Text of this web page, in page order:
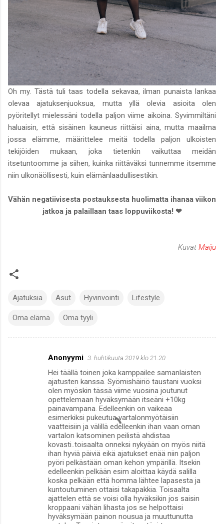
Oh my. Tästä tuli taas todella sekavaa, ilman punaista lankaa
olevaa ajatuksenjuoksua, mutta yllä olevia asioita olen
pyöritellyt mielessäni todella paljon viime aikoina. Syvimmiltäni
haluaisin, että sisäinen kauneus riittäisi aina, mutta maailma
jossa elämme, määrittelee meitä todella paljon ulkoisten
tekijöiden mukaan, joka tietenkin vaikuttaa meidän
itsetuntoomme ja siihen, kuinka riittäväksi tunnemme itsemme
niin ulkonäöllisesti, kuin elämänlaadullisestikin.
Vähän negatiivisesta postauksesta huolimatta ihanaa viikon
jatkoa ja palaillaan taas loppuviikosta! ❤
Kuvat Maiju
Ajatuksia Asut Hyvinvointi Lifestyle
Oma elämä Oma tyyli
Anonyymi 3. huhtikuuta 2019 klo 21.20
Hei täällä toinen joka kamppailee samanlaisten
ajatusten kanssa. Syömishäiriö taustani vuoksi
olen myöskin tässä viime vuosina joutunut
opettelemaan hyväksymään itseäni +10kg
painavampana. Edelleenkin on vaikeaa
esimerkiksi pukeutua vartalonmyötäisiin
vaatteisiin ja välillä edelleenkin ihan vaan oman
vartalon katsominen peilistä ahdistaa
kovasti..toisaalta onneksi nykyään on myös niitä
ihan hyviä päiviä eikä ajatukset enää niin paljon
pyöri pelkästään oman kehon ympärillä. Itsekin
edelleenkin pelkään esim aloittaa käydä salilla
koska pelkään että homma lähtee lapasesta ja
kuntoutuminen ottaisi takapakkia. Toisaalta
ajattelen että se voisi olla hyväksikin jos saisin
kroppaani vähän lihasta jos se helpottaisi
hyväksymään painon nousua ja muuttunutta